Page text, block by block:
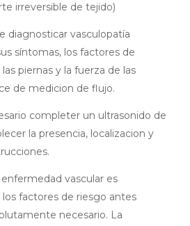
irreversible de tejido)
diagnosticar vasculopatía
síntomas, los factores de
piernas y la fuerza de las
de medicion de flujo.
completer un ultrasonido de
la presencia, localizacion y
vascular es
factores de riesgo antes
necesario. La